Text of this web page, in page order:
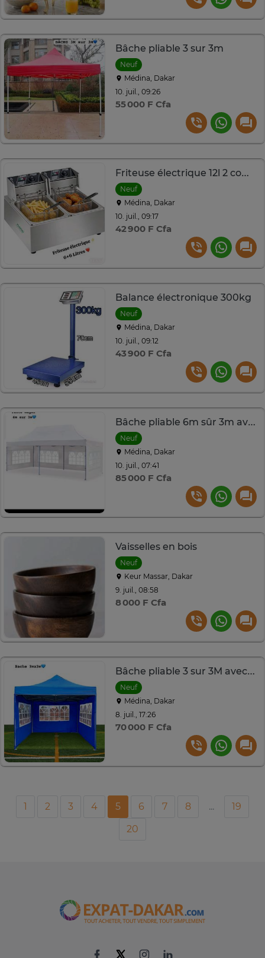
Bâche pliable 3 sur 3m
Neuf
Médina, Dakar
10. juil., 09:26
55 000 F Cfa
Friteuse électrique 12l 2 comportement
Neuf
Médina, Dakar
10. juil., 09:17
42 900 F Cfa
Balance électronique 300kg
Neuf
Médina, Dakar
10. juil., 09:12
43 900 F Cfa
Bâche pliable 6m sûr 3m avec couverture
Neuf
Médina, Dakar
10. juil., 07:41
85 000 F Cfa
Vaisselles en bois
Neuf
Keur Massar, Dakar
9. juil., 08:58
8 000 F Cfa
Bâche pliable 3 sur 3M avec couverture
Neuf
Médina, Dakar
8. juil., 17:26
70 000 F Cfa
1 2 3 4 5 6 7 8 ...
19
20